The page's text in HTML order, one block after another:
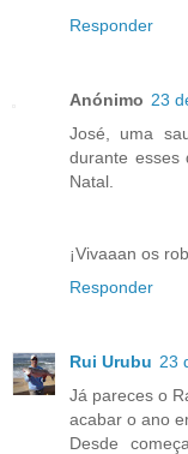
Responder
Anónimo 23
José, uma
durante esses
Natal.
¡Vivaaan os
Responder
Rui Urubu 23
Já pareces o
acabar o ano
Desde